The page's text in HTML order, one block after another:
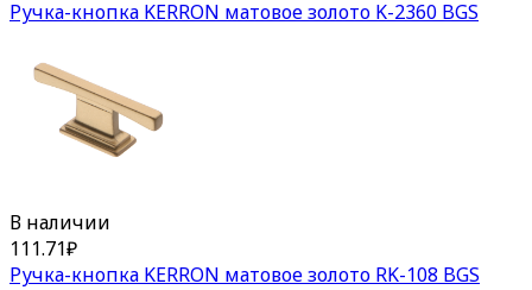
Ручка-кнопка KERRON матовое золото K-2360 BGS
В наличии
111.71₽
Ручка-кнопка KERRON матовое золото RK-108 BGS